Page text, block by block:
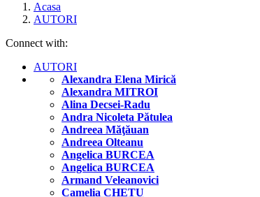
Acasa
AUTORI
Connect with:
AUTORI
Alexandra Elena Mirică
Alexandra MITROI
Alina Decsei-Radu
Andra Nicoleta Pătulea
Andreea Măţăuan
Andreea Olteanu
Angelica BURCEA
Angelica BURCEA
Armand Veleanovici
Camelia CHEȚU